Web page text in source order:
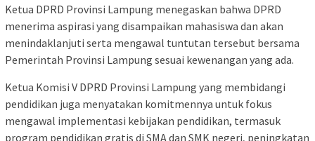
Ketua DPRD Provinsi Lampung menegaskan bahwa DPRD
menerima aspirasi yang disampaikan mahasiswa dan akan
menindaklanjuti serta mengawal tuntutan tersebut bersama
Pemerintah Provinsi Lampung sesuai kewenangan yang ada.
Ketua Komisi V DPRD Provinsi Lampung yang membidangi
pendidikan juga menyatakan komitmennya untuk fokus
mengawal implementasi kebijakan pendidikan, termasuk
program pendidikan gratis di SMA dan SMK negeri, peningkatan